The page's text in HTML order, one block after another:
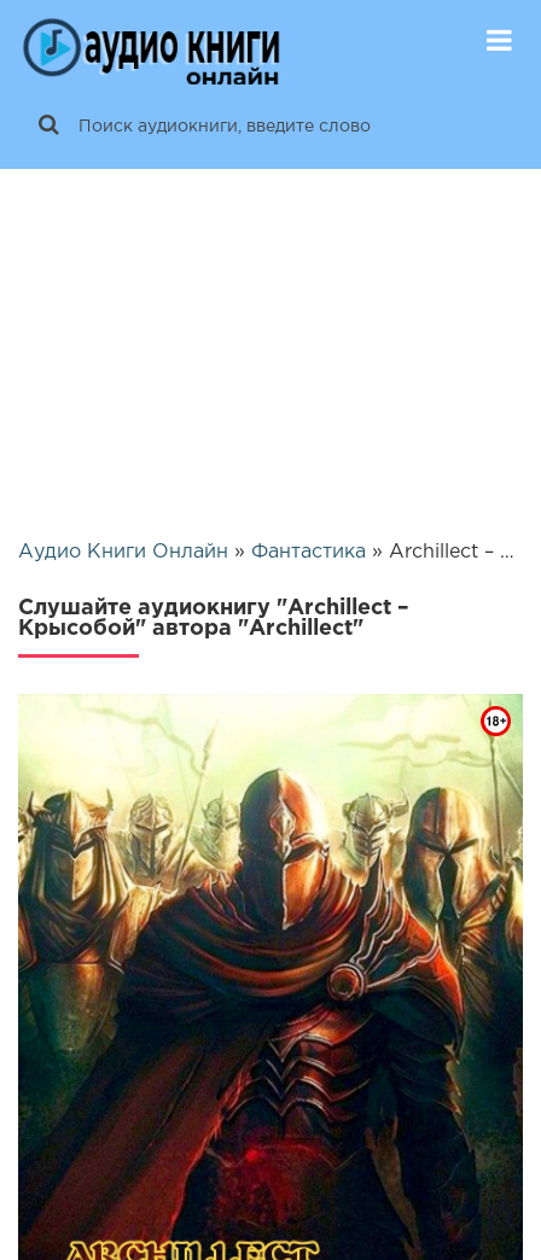
Аудио Книги Онлайн » Фантастика » Archillect – Крысобой | 26366
Слушайте аудиокнигу "Archillect –
Крысобой" автора "Archillect"